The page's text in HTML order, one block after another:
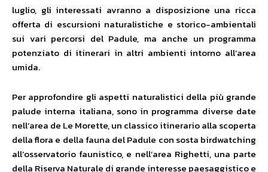
luglio, gli interessati avranno a disposizione una ricca
offerta di escursioni naturalistiche e storico-ambientali
sui vari percorsi del Padule, ma anche un programma
potenziato di itinerari in altri ambienti intorno all’area
umida.
Per approfondire gli aspetti naturalistici della più grande
palude interna italiana, sono in programma diverse date
nell’area de Le Morette, un classico itinerario alla scoperta
della flora e della fauna del Padule con sosta birdwatching
all’osservatorio faunistico, e nell’area Righetti, una parte
della Riserva Naturale di grande interesse paesaggistico e